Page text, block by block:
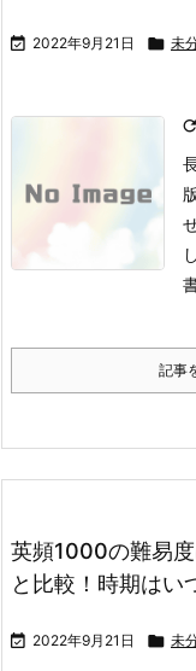
 2022年9月21日  未

記事
英頻1000の難易
と比較！時期はい
 2022年9月21日  未